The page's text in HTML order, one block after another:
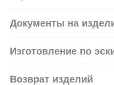
Документы на
Изготовление по
Возврат изделий